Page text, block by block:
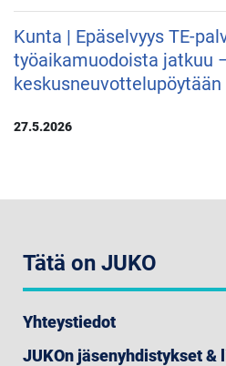
Kunta | Epäselvyys TE-
työaikamuodoista jatkuu
keskusneuvottelupöytään
27.5.2026
Tätä on JUKO
Yhteystiedot
JUKOn jäsenyhdistykset &